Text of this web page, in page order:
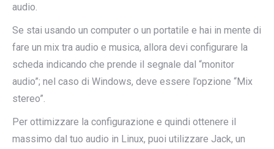
audio.
Se stai usando un computer o un portatile e hai in mente di
fare un mix tra audio e musica, allora devi configurare la
scheda indicando che prende il segnale dal “monitor
audio”; nel caso di Windows, deve essere l’opzione “Mix
stereo”.
Per ottimizzare la configurazione e quindi ottenere il
massimo dal tuo audio in Linux, puoi utilizzare Jack, un